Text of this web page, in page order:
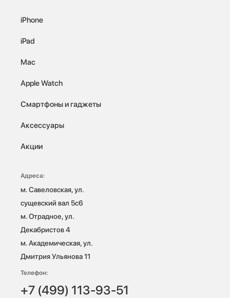
iPhone
iPad
Mac
Apple Watch
Смартфоны и гаджеты
Аксессуары
Акции
Адреса:
м. Савеловская, ул.
сущевский вал 5с6
м. Отрадное, ул.
Декабристов 4
м. Академическая, ул.
Дмитрия Ульянова 11
Телефон:
+7 (499) 113-93-51